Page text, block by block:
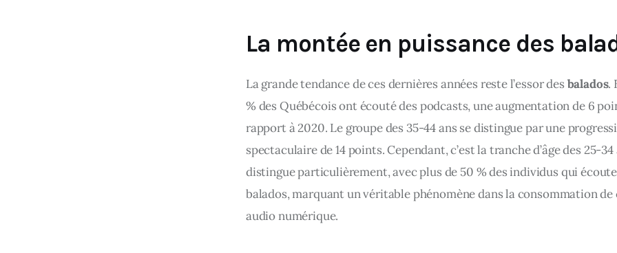
La montée en puissance des
La grande tendance de ces dernières années reste l’essor des balados.
% des Québécois ont écouté des podcasts, une augmentation de 6
rapport à 2020. Le groupe des 35-44 ans se distingue par une
spectaculaire de 14 points. Cependant, c’est la tranche d’âge des 25-
distingue particulièrement, avec plus de 50 % des individus qui
balados, marquant un véritable phénomène dans la consommation
audio numérique.